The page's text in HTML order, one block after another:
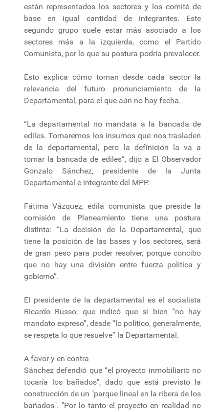
están representados los sectores y los comité de
base en igual cantidad de integrantes. Este
segundo grupo suele estar más asociado a los
sectores más a la izquierda, como el Partido
Comunista, por lo que su postura podría prevalecer.
Esto explica cómo toman desde cada sector la
relevancia del futuro pronunciamiento de la
Departamental, para el que aún no hay fecha.
“La departamental no mandata a la bancada de
ediles. Tomaremos los insumos que nos trasladen
de la departamental, pero la definición la va a
tomar la bancada de ediles”, dijo a El Observador
Gonzalo Sánchez, presidente de la Junta
Departamental e integrante del MPP.
Fátima Vázquez, edila comunista que preside la
comisión de Planeamiento tiene una postura
distinta: “La decisión de la Departamental, que
tiene la posición de las bases y los sectores, será
de gran peso para poder resolver, porque concibo
que no hay una división entre fuerza política y
gobierno”.
El presidente de la departamental es el socialista
Ricardo Russo, que indicó que si bien “no hay
mandato expreso”, desde “lo político, generalmente,
se respeta lo que resuelve” la Departamental.
A favor y en contra
Sánchez defendió que “el proyecto inmobiliario no
tocaría los bañados", dado que está previsto la
construcción de un "parque lineal en la ribera de los
bañados". "Por lo tanto el proyecto en realidad no